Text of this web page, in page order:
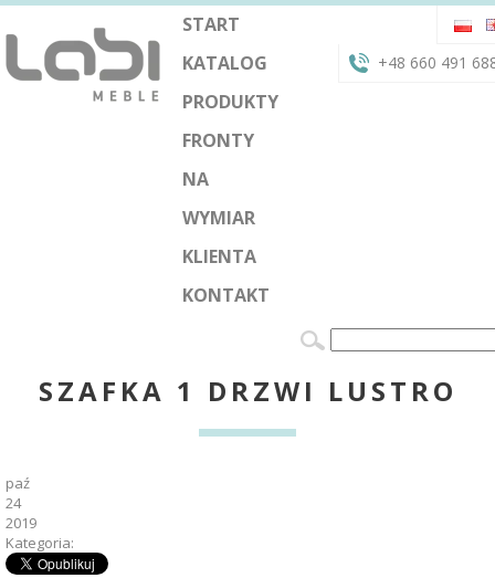
START
KATALOG
PRODUKTY
FRONTY
NA
WYMIAR
KLIENTA
KONTAKT
+48 660 491
SZAFKA 1 DRZWI LUSTRO
paź
24
2019
Kategoria: